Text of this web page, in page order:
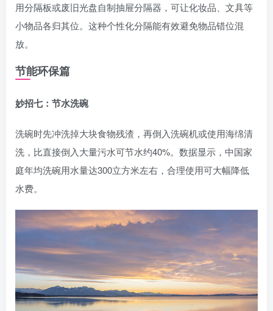
用分隔板或废旧光盘自制抽屉分隔器，可让化妆品、文具等
小物品各归其位。这种个性化分隔能有效避免物品错位混
放。
节能环保篇
妙招七：节水洗碗
洗碗时先冲洗掉大块食物残渣，再倒入洗碗机或使用海绵清
洗，比直接倒入大量污水可节水约40%。数据显示，中国家
庭年均洗碗用水量达300立方米左右，合理使用可大幅降低
水费。